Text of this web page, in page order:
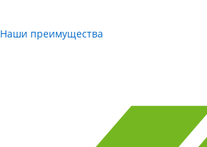
Наши преимущества